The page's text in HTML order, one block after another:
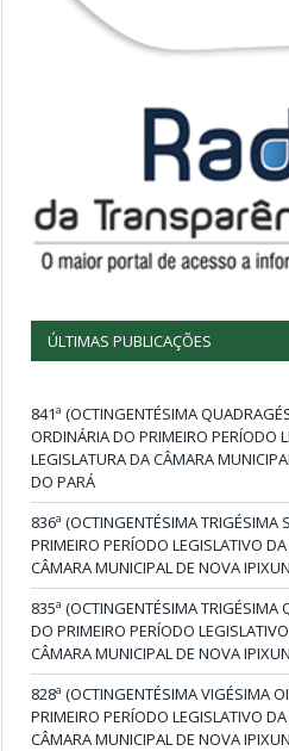
ÚLTIMAS PUBLICAÇÕES
841ª (OCTINGENTÉSIMA
ORDINÁRIA DO PRIMEIRO PERÍODO
LEGISLATURA DA CÂMARA
DO PARÁ
836ª (OCTINGENTÉSIMA TRIGÉSIMA
PRIMEIRO PERÍODO LEGISLATIVO
CÂMARA MUNICIPAL DE NOVA
835ª (OCTINGENTÉSIMA TRIGÉSIMA
DO PRIMEIRO PERÍODO
CÂMARA MUNICIPAL DE NOVA
828ª (OCTINGENTÉSIMA VIGÉSIMA
PRIMEIRO PERÍODO LEGISLATIVO
CÂMARA MUNICIPAL DE NOVA